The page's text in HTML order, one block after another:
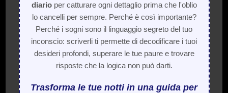
diarioper catturare ogni dettaglio prima che l'oblio
lo cancelli per sempre. Perché è così importante?
Perché i sogni sono il linguaggio segreto del tuo
inconscio: scriverli ti permette di decodificare i tuoi
desideri profondi, superare le tue paure e trovare
risposte che la logica non può darti.
Trasforma le tue notti in una guida per